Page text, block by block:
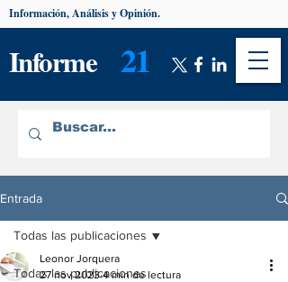
Informe 21
Información, Análisis y Opinión.
Entrada
Todas las publicaciones
Todas las publicaciones
Leonor Jorquera
27 nov 2023 4 min de lectura